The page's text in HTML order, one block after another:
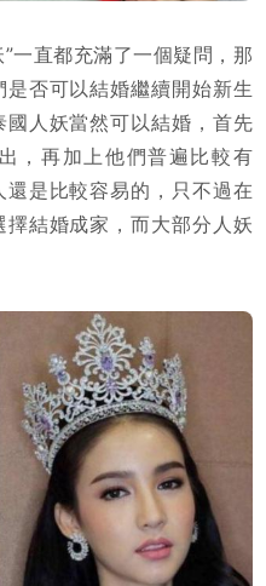
一直都充滿了一個疑問，那
否可以結婚繼續開始新生
人妖當然可以結婚，首先
，再加上他們普遍比較有
是比較容易的，只不過在
結婚成家，而大部分人妖